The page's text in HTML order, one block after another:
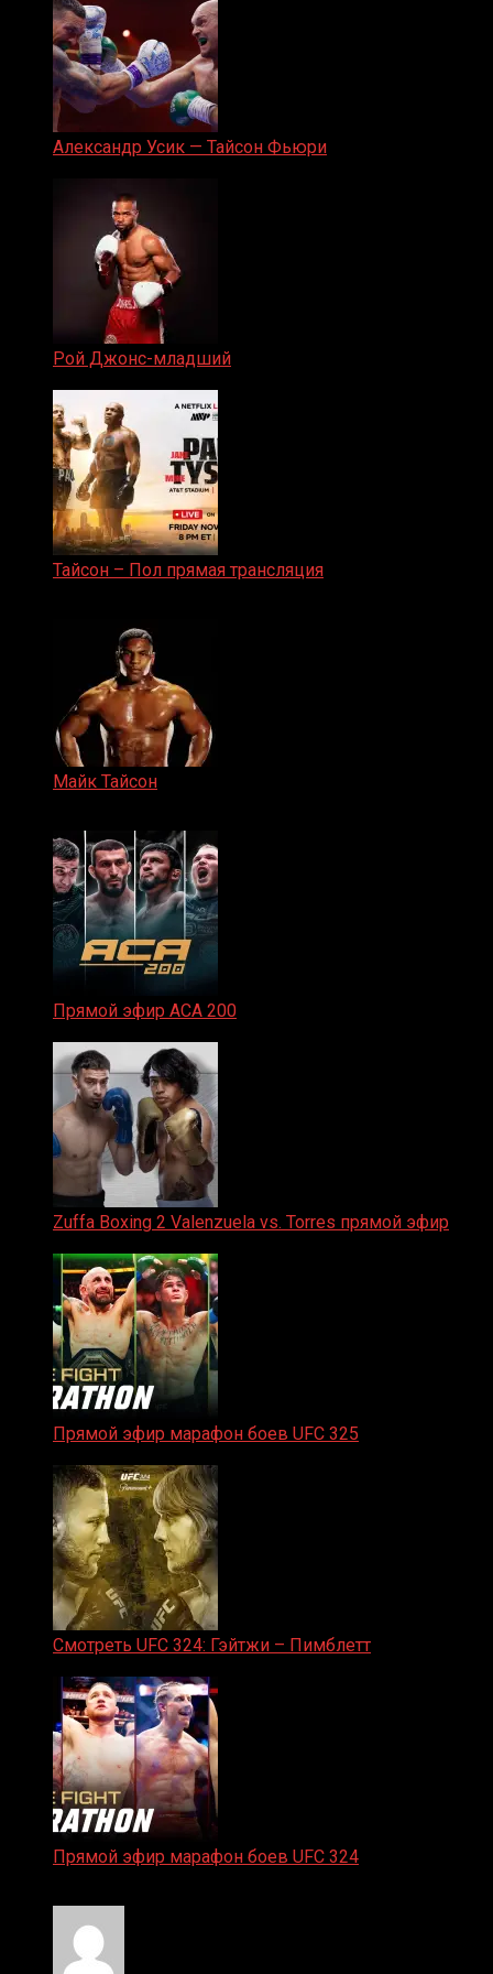
Александр Усик — Тайсон Фьюри
Рой Джонс-младший
Тайсон – Пол прямая трансляция
Майк Тайсон
Прямой эфир ACA 200
Zuffa Boxing 2 Valenzuela vs. Torres прямой эфир
Прямой эфир марафон боев UFC 325
Смотреть UFC 324: Гэйтжи – Пимблетт
Прямой эфир марафон боев UFC 324